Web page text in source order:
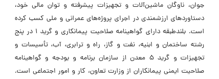
جوان، ناوگان ماشین‌آلات و تجهیزات پیشرفته و توان مالی خود،
دستاوردهای ارزشمندی در اجرای پروژه‌های عمرانی و ملی کسب کرده
است. بلندطبقه دارای گواهینامه صلاحیت پیمانکاری و گرید 1 در پنج
رشته ساختمان و ابنیه، نفت و گاز، راه و ترابری، آب، تأسیسات و
تجهیزات و گرید 5 معدن از سازمان برنامه و بودجه و گواهینامه
صلاحیت ایمنی پیمانکاران از وزارت تعاون، کار و امور اجتماعی است.